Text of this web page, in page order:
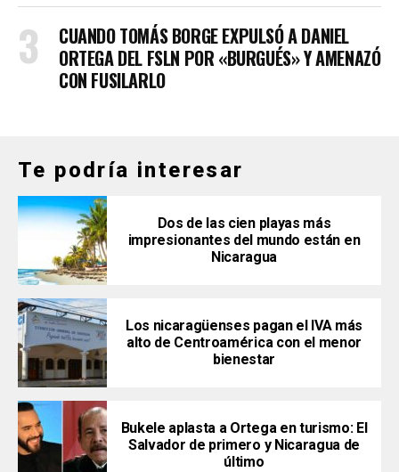
CUANDO TOMÁS BORGE EXPULSÓ A DANIEL
ORTEGA DEL FSLN POR «BURGUÉS» Y AMENAZÓ
CON FUSILARLO
Te podría interesar
Dos de las cien playas más
impresionantes del mundo están en
Nicaragua
Los nicaragüenses pagan el IVA más
alto de Centroamérica con el menor
bienestar
Bukele aplasta a Ortega en turismo: El
Salvador de primero y Nicaragua de
último